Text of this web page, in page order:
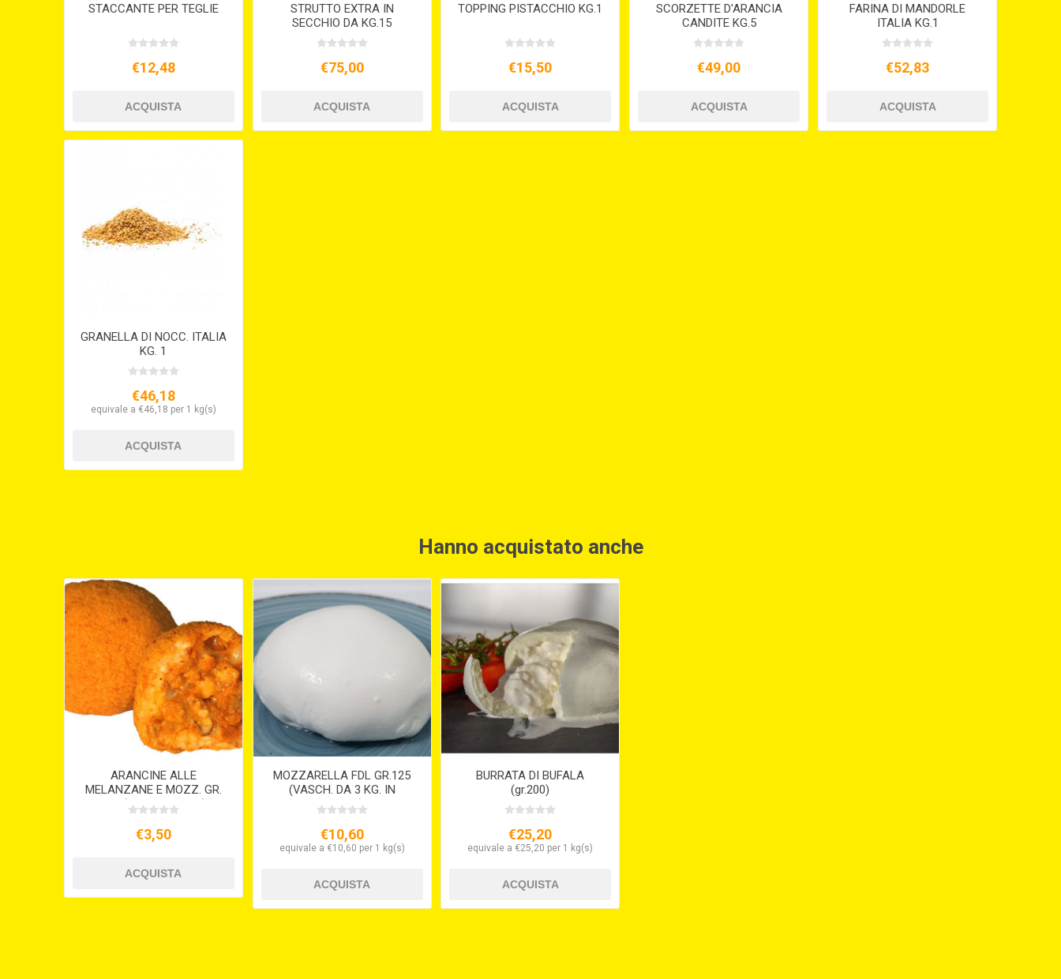
STACCANTE PER TEGLIE
€12,48
STRUTTO EXTRA IN
SECCHIO DA KG.15
€75,00
TOPPING PISTACCHIO KG.1
€15,50
SCORZETTE D'ARANCIA
CANDITE KG.5
€49,00
FARINA DI MANDORLE
ITALIA KG.1
€52,83
GRANELLA DI NOCC. ITALIA
KG. 1
€46,18
equivale a €46,18 per 1 kg(s)
Hanno acquistato anche
ARANCINE ALLE
MELANZANE E MOZZ. GR.
210 (VEGETARIANE)
€3,50
MOZZARELLA FDL GR.125
(VASCH. DA 3 KG. IN
ACQUA)
€10,60
equivale a €10,60 per 1 kg(s)
BURRATA DI BUFALA
(gr.200)
€25,20
equivale a €25,20 per 1 kg(s)